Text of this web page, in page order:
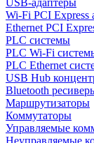
USB-адаптеры
Wi-Fi PCI Express
Ethernet PCI
PLC системы
PLC Wi-Fi
PLC Ethernet
USB Hub
Bluetooth
Маршрутизаторы
Коммутаторы
Управляемые
Неуправляемые